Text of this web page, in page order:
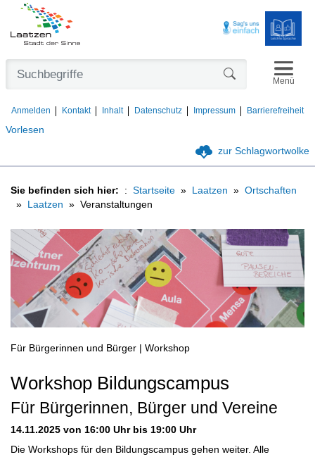
Vorlesen
Anmelden Kontakt Inhalt Datenschutz Impressum Barrierefreiheit
Menü
zur Schlagwortwolke
Sie befinden sich hier: Startseite Laatzen
Ortschaften
Laatzen
Veranstaltungen
Für Bürgerinnen und Bürger | Workshop
Workshop Bildungscampus
Für Bürgerinnen, Bürger und Vereine
14.11.2025 von 16:00 Uhr bis 19:00 Uhr
Die Workshops für den Bildungscampus gehen weiter. Alle